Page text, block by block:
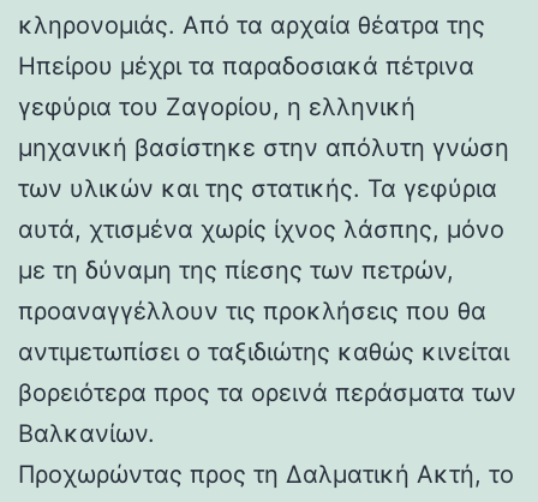
κληρονομιάς. Από τα αρχαία θέατρα της
Ηπείρου μέχρι τα παραδοσιακά πέτρινα
γεφύρια του Ζαγορίου, η ελληνική
μηχανική βασίστηκε στην απόλυτη γνώση
των υλικών και της στατικής. Τα γεφύρια
αυτά, χτισμένα χωρίς ίχνος λάσπης, μόνο
με τη δύναμη της πίεσης των πετρών,
προαναγγέλλουν τις προκλήσεις που θα
αντιμετωπίσει ο ταξιδιώτης καθώς κινείται
βορειότερα προς τα ορεινά περάσματα των
Βαλκανίων.
Προχωρώντας προς τη Δαλματική Ακτή, το